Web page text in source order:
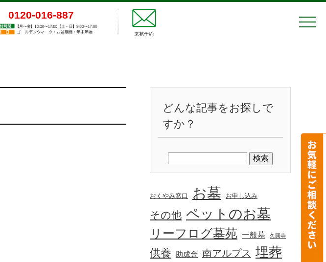
0120-016-887
来苑予約
どんな記事をお探しで
すか？
おくやみ窓口 お墓 お申し込み
その他 ペットのお墓
リーフログ墓苑 一般墓 久圓寺
供養 助成金 南アルプス 埋葬